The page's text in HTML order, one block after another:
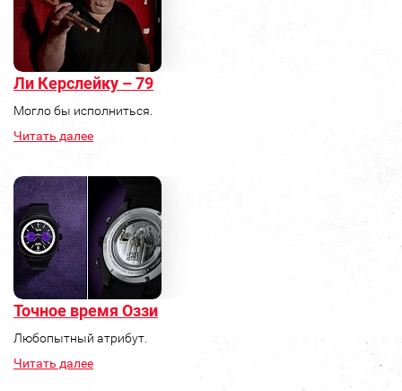
Ли Керслейку – 79
Могло бы исполниться.
Читать далее
Точное время Оззи
Любопытный атрибут.
Читать далее